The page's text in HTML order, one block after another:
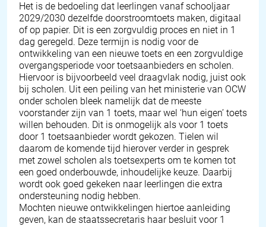
Het is de bedoeling dat leerlingen vanaf schooljaar
2029/2030 dezelfde doorstroomtoets maken, digitaal
of op papier. Dit is een zorgvuldig proces en niet in 1
dag geregeld. Deze termijn is nodig voor de
ontwikkeling van een nieuwe toets en een zorgvuldige
overgangsperiode voor toetsaanbieders en scholen.
Hiervoor is bijvoorbeeld veel draagvlak nodig, juist ook
bij scholen. Uit een peiling van het ministerie van OCW
onder scholen bleek namelijk dat de meeste
voorstander zijn van 1 toets, maar wel ‘hun eigen’ toets
willen behouden. Dit is onmogelijk als voor 1 toets
door 1 toetsaanbieder wordt gekozen. Tielen wil
daarom de komende tijd hierover verder in gesprek
met zowel scholen als toetsexperts om te komen tot
een goed onderbouwde, inhoudelijke keuze. Daarbij
wordt ook goed gekeken naar leerlingen die extra
ondersteuning nodig hebben.
Mochten nieuwe ontwikkelingen hiertoe aanleiding
geven, kan de staatssecretaris haar besluit voor 1